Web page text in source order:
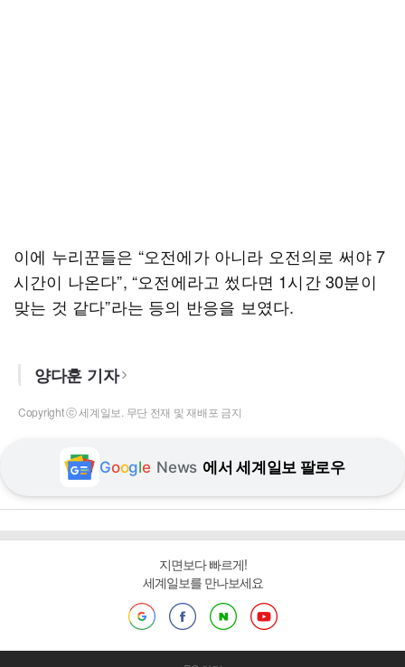
이에 누리꾼들은 “오전에가 아니라 오전의로 써야 7
시간이 나온다”, “오전에라고 썼다면 1시간 30분이
맞는 것 같다”라는 등의 반응을 보였다.
양다훈 기자
Copyright ⓒ 세계일보. 무단 전재 및 재배포 금지
Google News 에서 세계일보 팔로우
지면보다 빠르게!
세계일보를 만나보세요